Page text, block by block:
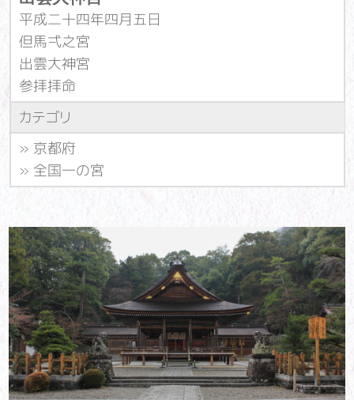
平成二十四年四月五日
但馬弌之宮
出雲大神宮
参拝拝命
カテゴリ
» 京都府
» 全国一の宮